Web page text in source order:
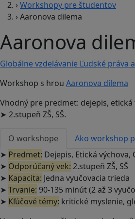
› Workshopy pre študentov
› Aaronova dilema
Aaronova
Globálne vzdelávanie Ľudské práva
Workshop s hrou Aaronova dilema
Vhodný pre predmet: dejepis,
➤ 2.stupeň ZŠ, SŠ.
O workshope Ako workshop
➤ Predmet: Dejepis, Etická
➤ Odporúčaný vek: 2.stupeň ZŠ, SŠ
➤ Kapacita: Jedna vyučovacia trieda
➤ Trvanie: 90-135 minút (2 až 3
➤ Kľúčové témy: kritické myslenie,